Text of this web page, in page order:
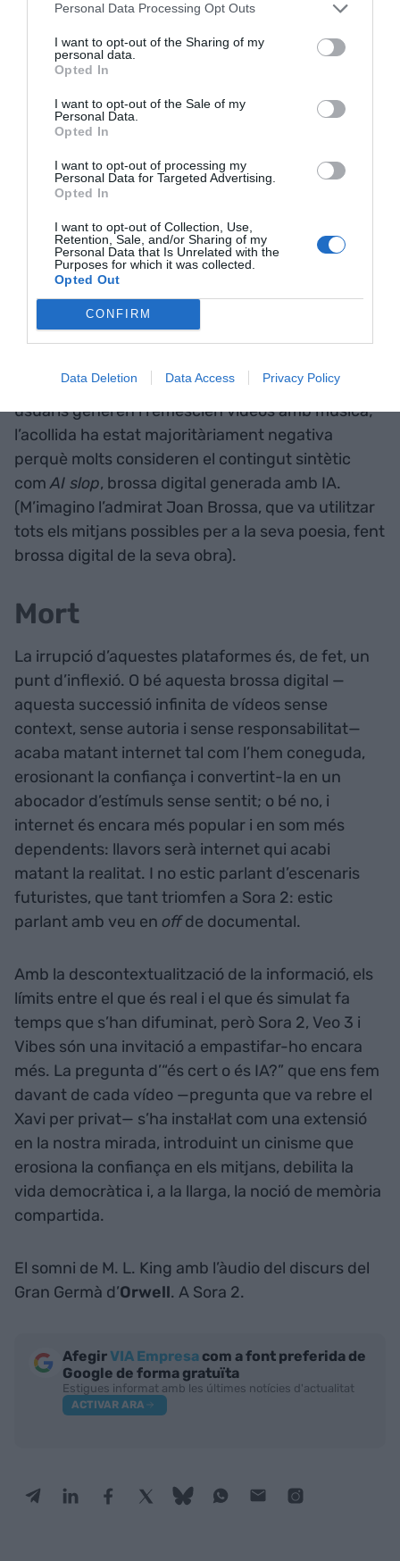
Personal Data Processing Opt Outs
I want to opt-out of the Sharing of my
personal data.
Opted In
I want to opt-out of the Sale of my
Personal Data.
Opted In
I want to opt-out of processing my
Personal Data for Targeted Advertising.
Opted In
I want to opt-out of Collection, Use,
Retention, Sale, and/or Sharing of my
Personal Data that Is Unrelated with the
Purposes for which it was collected.
Opted Out
CONFIRM
Data Deletion Data Access Privacy Policy
"Passar una estona lliscant
vídeos a Sora 2 és entrar en
una dimensió desconeguda
que et captiva i et repugna a
parts iguals"
Brossa
OpenAI no està sola.Googleha llençat
integra el model a YouTube Shorts, i permet crear
clips curts de vuit segons amb so i transferència
d’estil, d’aquí la gran quantitat de vídeos brossa
ha llançat Vibes, una altra xarxa social en què els
usuaris generen i remesclen vídeos amb música;
l’acollida ha estat majoritàriament negativa
perquè molts consideren el contingut sintètic
comAI slop, brossa digital generada amb IA.
(M’imagino l’admirat Joan Brossa, que va utilitzar
tots els mitjans possibles per a la seva poesia, fent
brossa digital de la seva obra).
Mort
La irrupció d’aquestes plataformes és, de fet, un
punt d’inflexió. O bé aquesta brossa digital —
aquesta successió infinita de vídeos sense
context, sense autoria i sense responsabilitat—
acaba matant internet tal com l’hem coneguda,
erosionant la confiança i convertint-la en un
abocador d’estímuls sense sentit; o bé no, i
internet és encara més popular i en som més
dependents: llavors serà internet qui acabi
matant la realitat. I no estic parlant d’escenaris
futuristes, que tant triomfen a Sora 2: estic
parlant amb veu en offde documental.
Amb la descontextualització de la informació, els
límits entre el que és real i el que és simulat fa
temps que s’han difuminat, però Sora 2, Veo 3 i
Vibes són una invitació a empastifar-ho encara
més. La pregunta d’“és cert o és IA?” que ens fem
davant de cada vídeo —pregunta que va rebre el
Xavi per privat— s’ha instal·lat com una extensió
en la nostra mirada, introduint un cinisme que
erosiona la confiança en els mitjans, debilita la
vida democràtica i, a la llarga, la noció de memòria
compartida.
El somni de M. L. King amb l’àudio del discurs del
Gran Germà d’Orwell. A Sora 2.
AfegirVIA Empresa com a font preferida de
Google de forma gratuïta
Estigues informat amb les últimes notícies d'actualitat
ACTIVAR ARA